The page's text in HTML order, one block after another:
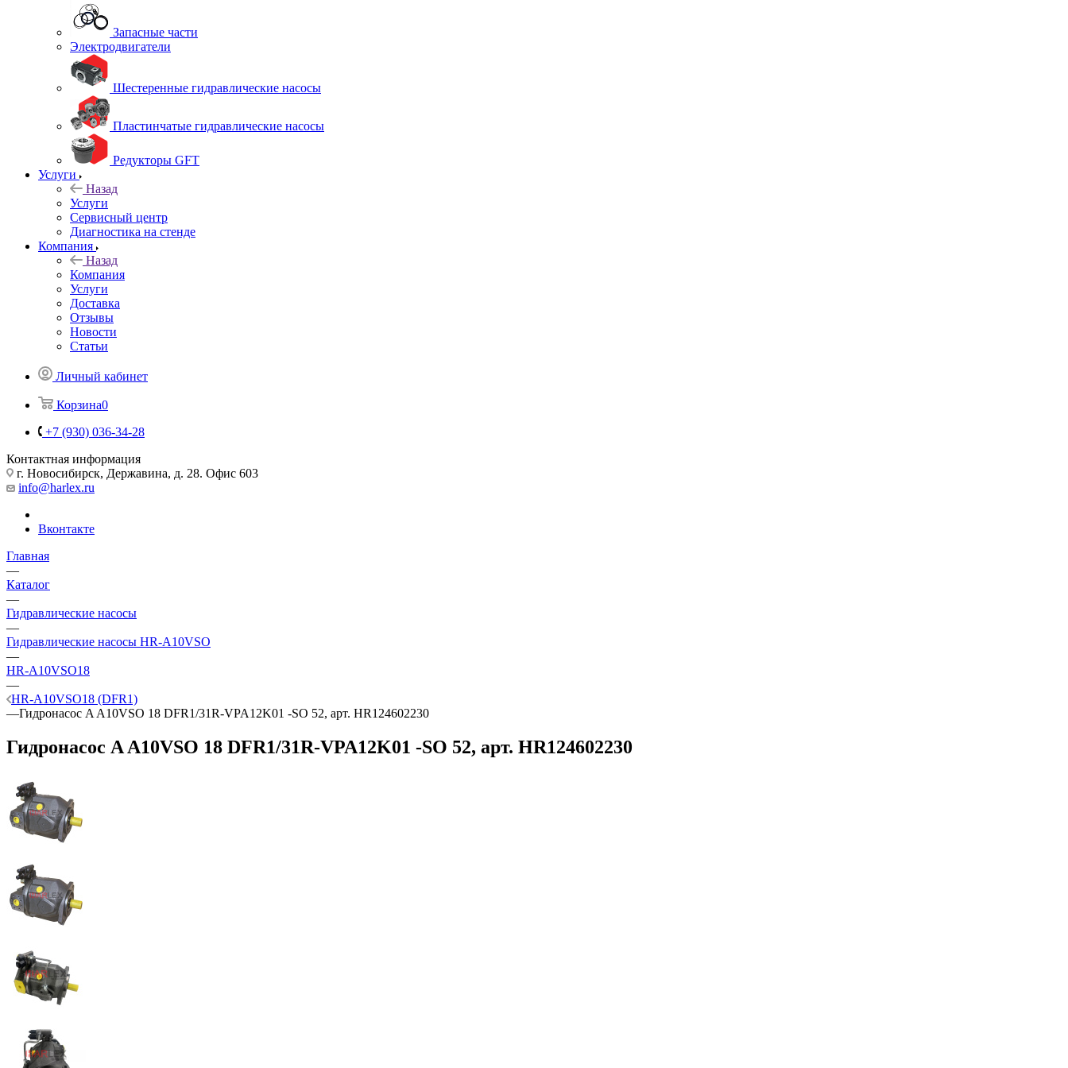
Запасные части
Электродвигатели
Шестеренные гидравлические насосы
Пластинчатые гидравлические насосы
Редукторы GFT
Услуги
Назад
Услуги
Сервисный центр
Диагностика на стенде
Компания
Назад
Компания
Услуги
Доставка
Отзывы
Новости
Статьи
Личный кабинет
Корзина0
+7 (930) 036-34-28
Контактная информация
г. Новосибирск, Державина, д. 28. Офис 603
info@harlex.ru
Вконтакте
Главная
—
Каталог
—
Гидравлические насосы
—
Гидравлические насосы HR-A10VSO
—
HR-A10VSO18
—
HR-A10VSO18 (DFR1)
—Гидронасос A A10VSO 18 DFR1/31R-VPA12K01 -SO 52, арт. HR124602230
Гидронасос A A10VSO 18 DFR1/31R-VPA12K01 -SO 52, арт. HR124602230